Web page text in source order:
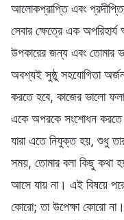
আলোকপ্রাপ্তি এবং
সেবার ক্ষেত্রে এক
উপকারের জন্য এবং তোমার
অবশ্যই সুষ্ঠু সহযোগিতা
করতে হবে, কাজের ভালো
একে অপরকে সংশোধন
যারা এতে নিযুক্ত হয়, শুধু
সময়, তোমার বলা কিছু কথা
আসে যায় না। এই বিষয়ে
কোরো; তা উপেক্ষা কোরো